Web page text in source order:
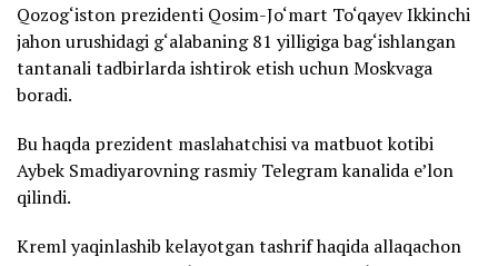
Qozog‘iston prezidenti Qosim-Jo‘mart To‘qayev Ikkinchi
jahon urushidagi g‘alabaning 81 yilligiga bag‘ishlangan
tantanali tadbirlarda ishtirok etish uchun Moskvaga
boradi.
Bu haqda prezident maslahatchisi va matbuot kotibi
Aybek Smadiyarovning rasmiy Telegram kanalida e’lon
qilindi.
Kreml yaqinlashib kelayotgan tashrif haqida allaqachon